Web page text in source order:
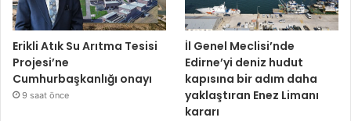
Erikli Atık Su Arıtma Tesisi
Projesi’ne
Cumhurbaşkanlığı onayı
9 saat önce
İl Genel Meclisi’nde
Edirne’yi deniz hudut
kapısına bir adım daha
yaklaştıran Enez Limanı
kararı